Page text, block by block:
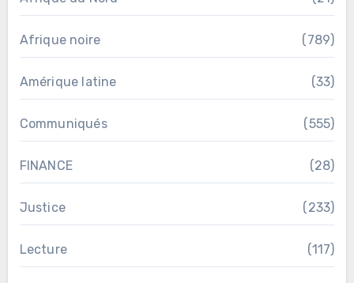
Afrique noire (789)
Amérique latine (33)
Communiqués (555)
FINANCE (28)
Justice (233)
Lecture (117)